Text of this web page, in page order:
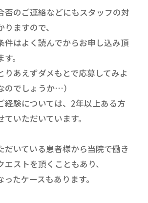
否のご連絡などにもスタッフの対
ますので、
件はよく読んでからお申し込み頂
。
りあえずダメもとで応募してみよ
のでしょうか…）
経験については、2年以上ある方
いただいています。
だいている患者様から当院で働き
ストを頂くこともあり、
たケースもあります。